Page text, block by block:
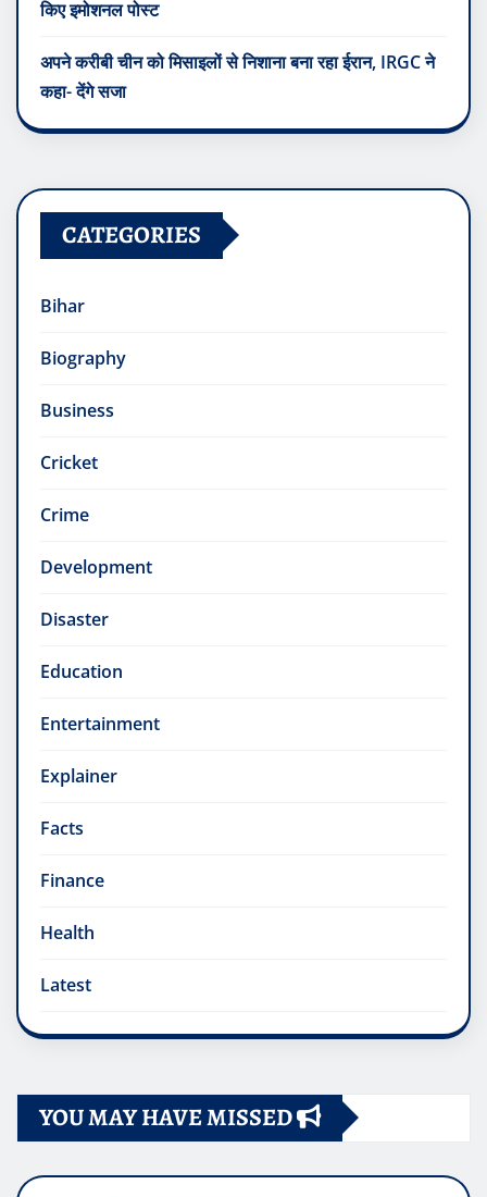
किए इमोशनल पोस्ट
अपने करीबी चीन को मिसाइलों से निशाना बना रहा ईरान, IRGC ने
कहा- देंगे सजा
CATEGORIES
Bihar
Biography
Business
Cricket
Crime
Development
Disaster
Education
Entertainment
Explainer
Facts
Finance
Health
Latest
YOU MAY HAVE MISSED